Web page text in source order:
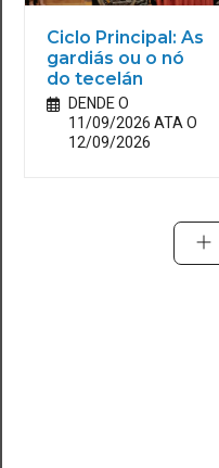
Ciclo Principal: As
gardiás ou o nó
do tecelán
DENDE O
11/09/2026 ATA O
12/09/2026